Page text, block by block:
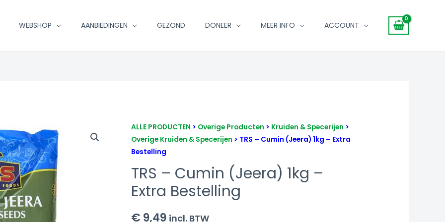
WEBSHOP AANBIEDINGEN GEZOND DONEER MEER INFO ACCOUNT
ALLE PRODUCTEN > Overige Producten > Kruiden & Specerijen >
Overige Kruiden & Specerijen > TRS – Cumin (Jeera) 1kg – Extra
Bestelling
TRS – Cumin (Jeera) 1kg –
Extra Bestelling
€ 9,49 incl. BTW
TRS
-
Cumin
(Jeera)
1kg
-